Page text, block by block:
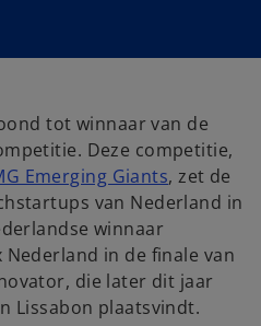
tot winnaar van de
Deze competitie,
Emerging Giantso
p
n
s
i
, zet de
van Nederland in
winnaar
in de finale van
die later dit jaar
Lissabon plaatsvindt.